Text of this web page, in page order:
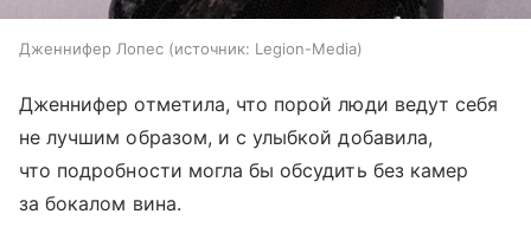
Дженнифер Лопес источник: Legion-Media
Дженнифер отметила, что порой люди ведут себя
не лучшим образом, и с улыбкой добавила,
что подробности могла бы обсудить без камер
за бокалом вина.